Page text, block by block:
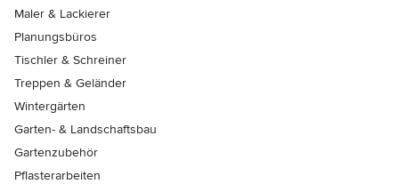
Maler & Lackierer
Planungsbüros
Tischler & Schreiner
Treppen & Geländer
Wintergärten
Garten- & Landschaftsbau
Gartenzubehör
Pflasterarbeiten